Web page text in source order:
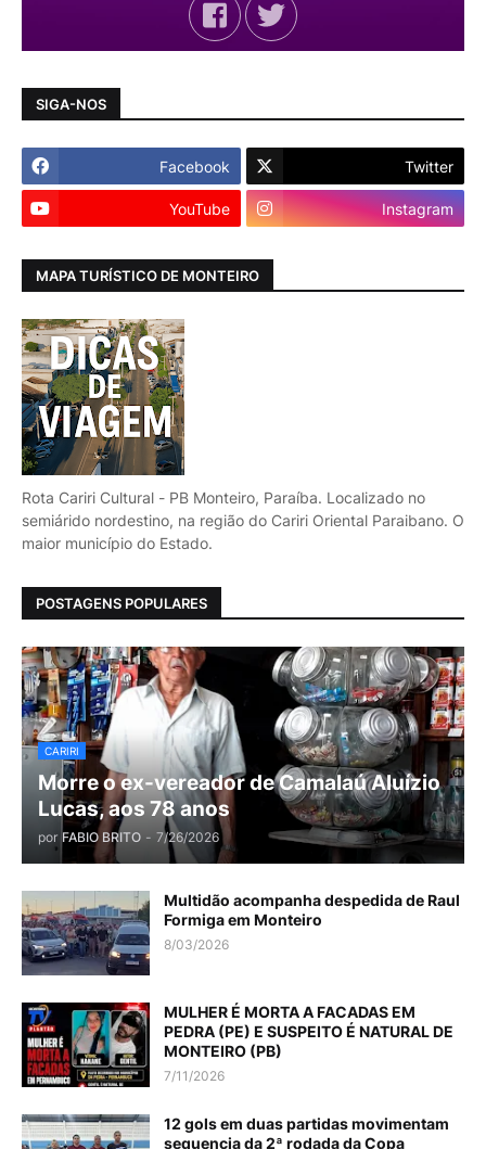
SIGA-NOS
Facebook Twitter
YouTube Instagram
MAPA TURÍSTICO DE MONTEIRO
Rota Cariri Cultural - PB Monteiro, Paraíba. Localizado no
semiárido nordestino, na região do Cariri Oriental Paraibano. O
maior município do Estado.
POSTAGENS POPULARES
CARIRI
Morre o ex-vereador de Camalaú Aluízio
Lucas, aos 78 anos
por FABIO BRITO - 7/26/2026
Multidão acompanha despedida de Raul
Formiga em Monteiro
8/03/2026
MULHER É MORTA A FACADAS EM
PEDRA (PE) E SUSPEITO É NATURAL DE
MONTEIRO (PB)
7/11/2026
12 gols em duas partidas movimentam
sequencia da 2ª rodada da Copa